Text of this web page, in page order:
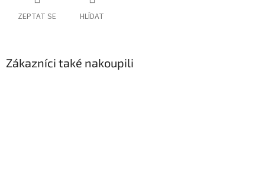
ZEPTAT SE HLÍDAT
Zákazníci také nakoupili